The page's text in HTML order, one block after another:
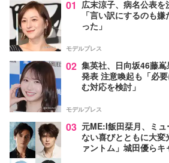
01 広末涼子、病名公表
「言い訳にするのも
った」
モデルプレス
02 集英社、日向坂46藤
発表 注意喚起も「必
む対応を検討」
モデルプレス
03 元ME:I飯田栞月、ミ
ない喜びとともに大
ァントム」城田優らキ